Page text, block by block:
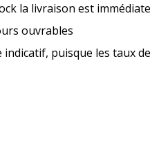
la livraison est
ouvrables
indicatif, puisque les taux